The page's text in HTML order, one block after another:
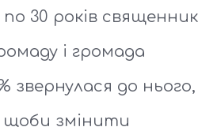
30 років священник
і громада
звернулася до нього,
щоби змінити